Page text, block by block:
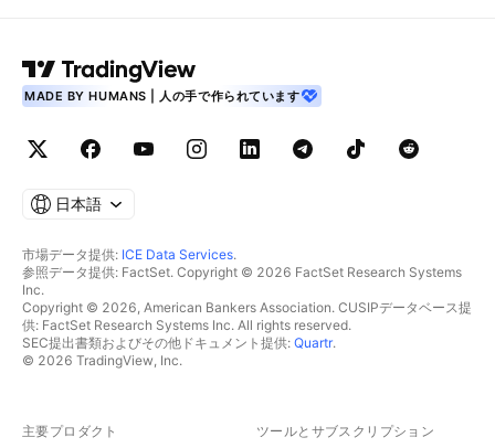
MADE BY HUMANS | 人の手で作られています
日本語
市場データ提供: ICE Data Services.
参照データ提供: FactSet. Copyright © 2026 FactSet Research Systems
Inc.
Copyright © 2026, American Bankers Association. CUSIPデータベース提
供: FactSet Research Systems Inc. All rights reserved.
SEC提出書類およびその他ドキュメント提供: Quartr.
© 2026 TradingView, Inc.
主要プロダクト ツールとサブスクリプション